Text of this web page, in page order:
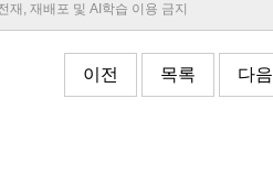
, 재배포 및 AI학습 이용 금지
이전 목록 다음